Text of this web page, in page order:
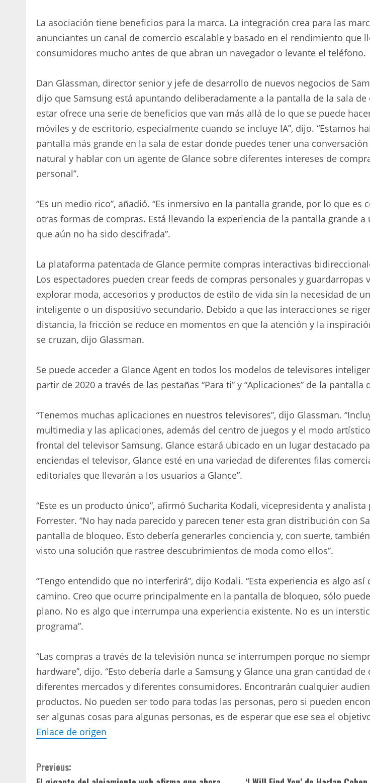
La asociación tiene beneficios para la marca. La integración crea para las
anunciantes un canal de comercio escalable y basado en el rendimiento que
consumidores mucho antes de que abran un navegador o levante el teléfono.
Dan Glassman, director senior y jefe de desarrollo de nuevos negocios de
dijo que Samsung está apuntando deliberadamente a la pantalla de la sala de
estar ofrece una serie de beneficios que van más allá de lo que se puede
móviles y de escritorio, especialmente cuando se incluye IA”, dijo. “Estamos
pantalla más grande en la sala de estar donde puedes tener una
natural y hablar con un agente de Glance sobre diferentes intereses de
personal”.
“Es un medio rico”, añadió. “Es inmersivo en la pantalla grande, por lo que es
otras formas de compras. Está llevando la experiencia de la pantalla grande a
que aún no ha sido descifrada”.
La plataforma patentada de Glance permite compras interactivas
Los espectadores pueden crear feeds de compras personales y guardarropas
explorar moda, accesorios y productos de estilo de vida sin la necesidad de
inteligente o un dispositivo secundario. Debido a que las interacciones se
distancia, la fricción se reduce en momentos en que la atención y la
se cruzan, dijo Glassman.
Se puede acceder a Glance Agent en todos los modelos de televisores
partir de 2020 a través de las pestañas “Para ti” y “Aplicaciones” de la pantalla
“Tenemos muchas aplicaciones en nuestros televisores”, dijo Glassman.
multimedia y las aplicaciones, además del centro de juegos y el modo
frontal del televisor Samsung. Glance estará ubicado en un lugar destacado
enciendas el televisor, Glance esté en una variedad de diferentes filas
editoriales que llevarán a los usuarios a Glance”.
“Este es un producto único”, afirmó Sucharita Kodali, vicepresidenta y
Forrester. “No hay nada parecido y parecen tener esta gran distribución con
pantalla de bloqueo. Esto debería generarles conciencia y, con suerte,
visto una solución que rastree descubrimientos de moda como ellos”.
“Tengo entendido que no interferirá”, dijo Kodali. “Esta experiencia es algo
camino. Creo que ocurre principalmente en la pantalla de bloqueo, sólo
plano. No es algo que interrumpa una experiencia existente. No es un
programa”.
“Las compras a través de la televisión nunca se interrumpen porque no
hardware”, dijo. “Esto debería darle a Samsung y Glance una gran cantidad de
diferentes mercados y diferentes consumidores. Encontrarán cualquier
productos. No pueden ser todo para todas las personas, pero si pueden
ser algunas cosas para algunas personas, es de esperar que ese sea el
Enlace de origen
C
Previous: